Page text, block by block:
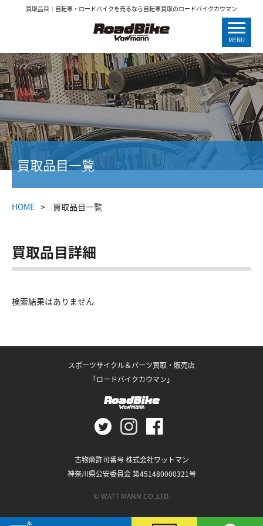
買取品目｜自転車・ロードバイクを売るなら自転車買取のロードバイクカウマン
MENU
買取品目一覧
HOME 買取品目一覧
買取品目詳細
検索結果はありません
スポーツサイクル＆パーツ買取・販売店
「ロードバイクカウマン」
古物商許可番号 株式会社ワットマン
神奈川県公安委員会 第451480000321号
© WATT MANN CO.,LTD.